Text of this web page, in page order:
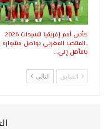
كأس أمم إفريقيا للسيدات 2026
..المنتخب المغربي يواصل مشواره
بالتأهل إلى…
السابق التالي